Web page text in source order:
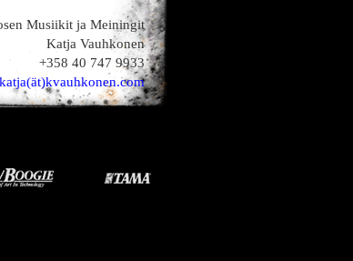
Musiikit ja Meiningit
Katja Vauhkonen
+358 40 747 9933
katja(ät)kvauhkonen.com